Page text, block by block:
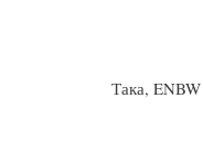
Така,